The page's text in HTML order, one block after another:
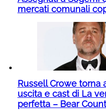
mercati comunali
Russell Crowe torna
uscita e cast di La
perfetta – Bear